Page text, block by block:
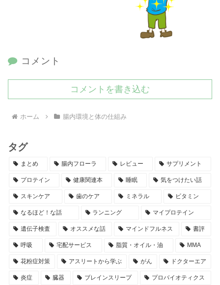
コメント
コメントを書き込む
ホーム 腸内環境と体の仕組み
タグ
まとめ 腸内フローラ レビュー サプリメント
プロテイン 健康関連本 睡眠 気をつけたい話
スキンケア 歯のケア ミネラル ビタミン
なるほど！な話 ランニング マイプロテイン
遺伝子検査 オススメな話 マインドフルネス 書評
呼吸 宅配サービス 脂質・オイル・油 MMA
花粉症対策 アスリートから学ぶ がん ドクターエア
炎症 臓器 ブレインスリープ プロバイオティクス